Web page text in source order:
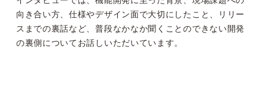
向き合い方、仕様やデザイン面で大切にしたこと、リリー
スまでの裏話など、普段なかなか聞くことのできない開発
の裏側についてお話しいただいています。